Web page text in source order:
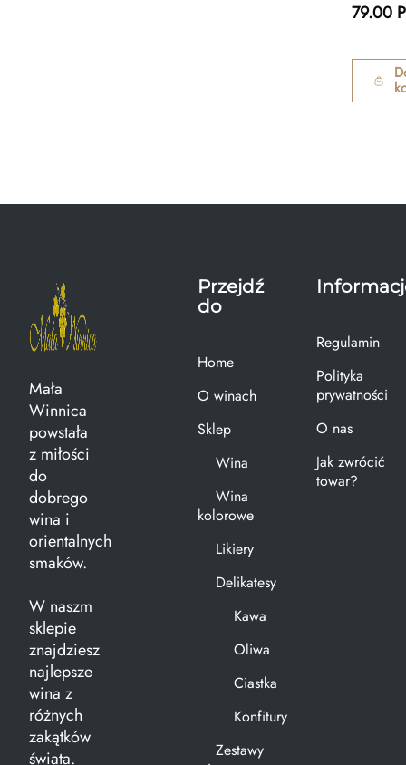
79.00
Mała
Winnica
powstała
z miłości
do
dobrego
wina i
orientalnych
smaków.
W naszm
sklepie
znajdziesz
najlepsze
wina z
różnych
zakątków
świata.
Przejdź
do
Home
O winach
Sklep
Wina
Wina
kolorowe
Likiery
Delikatesy
Kawa
Oliwa
Ciastka
Konfitury
Zestawy
Regulamin
Polityka
prywatności
O nas
Jak zwrócić
towar?